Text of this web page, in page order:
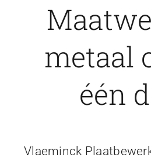
metaal
één
Vlaeminck